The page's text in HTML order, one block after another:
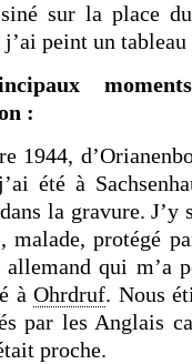
sur la place
peint un tableau
:
1944,
été à
la gravure. J’y
malade, protégé
qui m’a
àOhrdruf. Nous
par les Anglais
proche.